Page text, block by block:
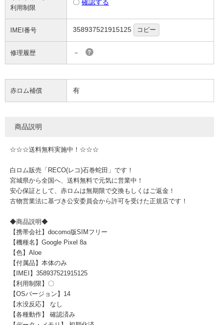
利用制限
〇 確認する
IMEI番号 358937521915125 コピー
修理履歴 － ?
赤ロム補償 有
商品説明
☆☆☆送料無料実施中！☆☆☆
白ロム販売「RECO(レコ)石巻蛇田」です！
宮城県から全国へ、送料無料で元気に営業中！
安心保証として、赤ロムは無期限で交換もしくはご返金！
古物営業法に基づき公安委員会から許可を受けた正規店です！
◆商品説明◆
【携帯会社】docomo版SIMフリー
【機種名】Google Pixel 8a
【色】Aloe
【付属品】本体のみ
【IMEI】358937521915125
【利用制限】〇
【OSバージョン】14
【水没反応】 なし
【各種動作】 確認済み